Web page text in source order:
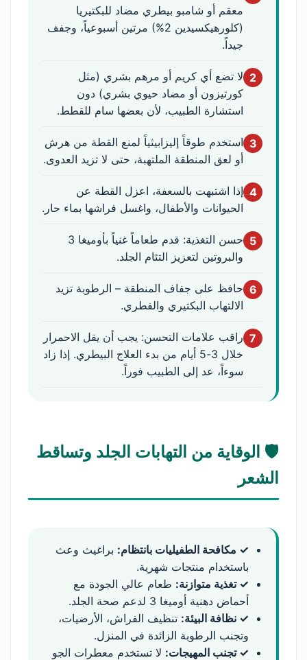
معقم أو شامبو بيطري مضاد للبكتيريا
(كلورهيكسيدين 2%) مرتين أسبوعياً، وجفف
جيداً.
2 لا تضع أي كريم أو مرهم بشري (مثل
كورتيزون أو مضاد حيوي بشري) دون
استشارة الطبيب، لأن بعضها سام للقطط.
3 استخدم طوقاً إليزابيثياً لمنع القطة من هرش
أو لعق المنطقة الملتهبة، حتى لا تزيد العدوى.
4 إذا اشتبهت بالسعفة، اعزل القطة عن
الحيوانات والأطفال، واغسل فراشها بماء حار.
5
حسن التغذية: قدم طعاماً غنياً بأوميغا 3
والبروتين لتعزيز التئام الجلد.
6 حافظ على جفاف المنطقة – الرطوبة تزيد
الالتهاب البكتيري والفطري.
7 راقب علامات التحسن: يجب أن يقل الاحمرار
خلال 3-5 أيام من بدء العلاج البيطري. إذا زاد
سوءاً، عد إلى الطبيب فوراً.
🛡️ الوقاية من التهابات الجلد وتساقط
الشعر
✓ مكافحة الطفيليات بانتظام: براغيث وعث
باستخدام منتجات شهرية.
✓ تغذية متوازنة: طعام عالي الجودة مع
أحماض دهنية أوميغا 3 لدعم صحة الجلد.
✓ نظافة البيئة: تنظيف الفراش، الأرضيات،
وتجنب الرطوبة الزائدة في المنزل.
✓ تجنب المهيجات: لا تستخدم معطرات الجو